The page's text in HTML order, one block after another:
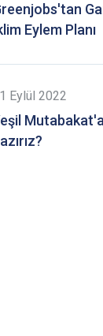
Eylem Planı
Eylül 2022